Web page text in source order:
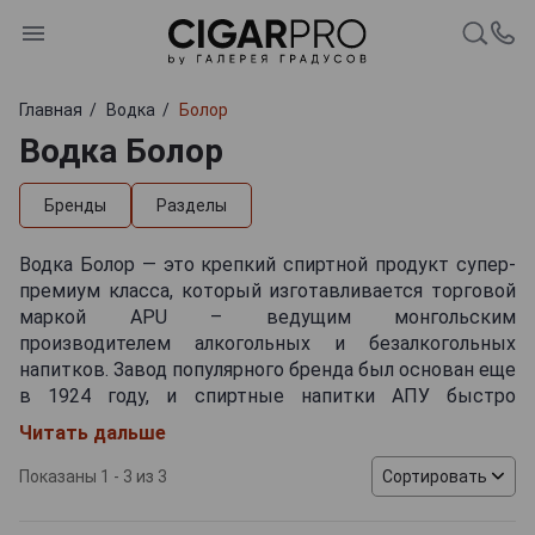
Главная Водка Болор
Водка Болор
Бренды Разделы
Водка Болор — это крепкий спиртной продукт супер-
премиум класса, который изготавливается торговой
маркой APU – ведущим монгольским
производителем алкогольных и безалкогольных
напитков. Завод популярного бренда был основан еще
в 1924 году, и спиртные напитки АПУ быстро
завоевали уважение потребителей. Товары
предприятия поставлялись во многие части СССР и
некоторые зарубежные страны. Сейчас география
экспорта расширилась, пополнившись Южной
Читать дальше
Показаны 1 - 3 из 3 Сортировать